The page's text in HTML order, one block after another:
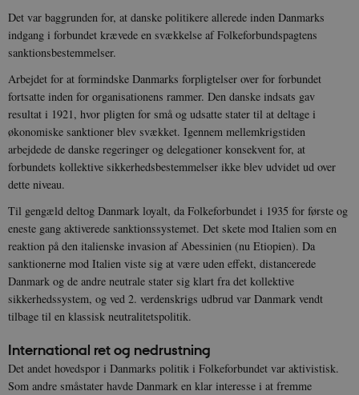
Det var baggrunden for, at danske politikere allerede inden Danmarks
indgang i forbundet krævede en svækkelse af Folkeforbundspagtens
sanktionsbestemmelser.
Arbejdet for at formindske Danmarks forpligtelser over for forbundet
fortsatte inden for organisationens rammer. Den danske indsats gav
resultat i 1921, hvor pligten for små og udsatte stater til at deltage i
økonomiske sanktioner blev svækket. Igennem mellemkrigstiden
arbejdede de danske regeringer og delegationer konsekvent for, at
forbundets kollektive sikkerhedsbestemmelser ikke blev udvidet ud over
dette niveau.
Til gengæld deltog Danmark loyalt, da Folkeforbundet i 1935 for første og
eneste gang aktiverede sanktionssystemet. Det skete mod Italien som en
reaktion på den italienske invasion af Abessinien (nu Etiopien). Da
sanktionerne mod Italien viste sig at være uden effekt, distancerede
Danmark og de andre neutrale stater sig klart fra det kollektive
sikkerhedssystem, og ved 2. verdenskrigs udbrud var Danmark vendt
tilbage til en klassisk neutralitetspolitik.
International ret og nedrustning
Det andet hovedspor i Danmarks politik i Folkeforbundet var aktivistisk.
Som andre småstater havde Danmark en klar interesse i at fremme